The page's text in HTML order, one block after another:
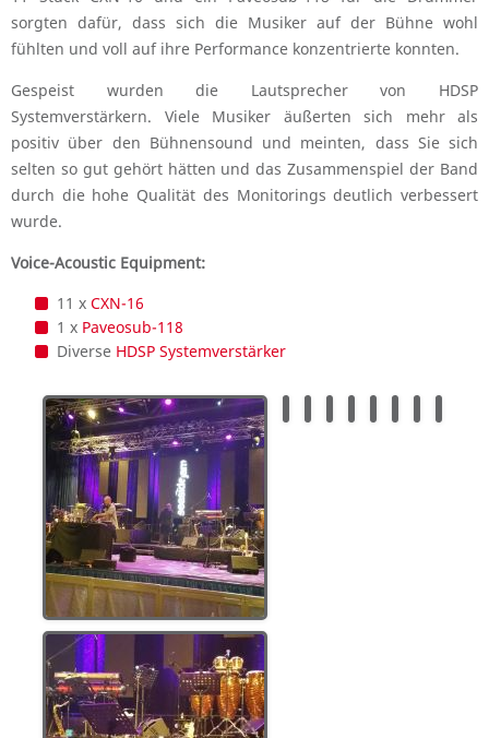
sorgten dafür, dass sich die Musiker auf der Bühne wohl
fühlten und voll auf ihre Performance konzentrierte konnten.
Gespeist wurden die Lautsprecher von HDSP
Systemverstärkern. Viele Musiker äußerten sich mehr als
positiv über den Bühnensound und meinten, dass Sie sich
selten so gut gehört hätten und das Zusammenspiel der Band
durch die hohe Qualität des Monitorings deutlich verbessert
wurde.
Voice-Acoustic Equipment:
11 x CXN-16
1 x Paveosub-118
Diverse HDSP Systemverstärker